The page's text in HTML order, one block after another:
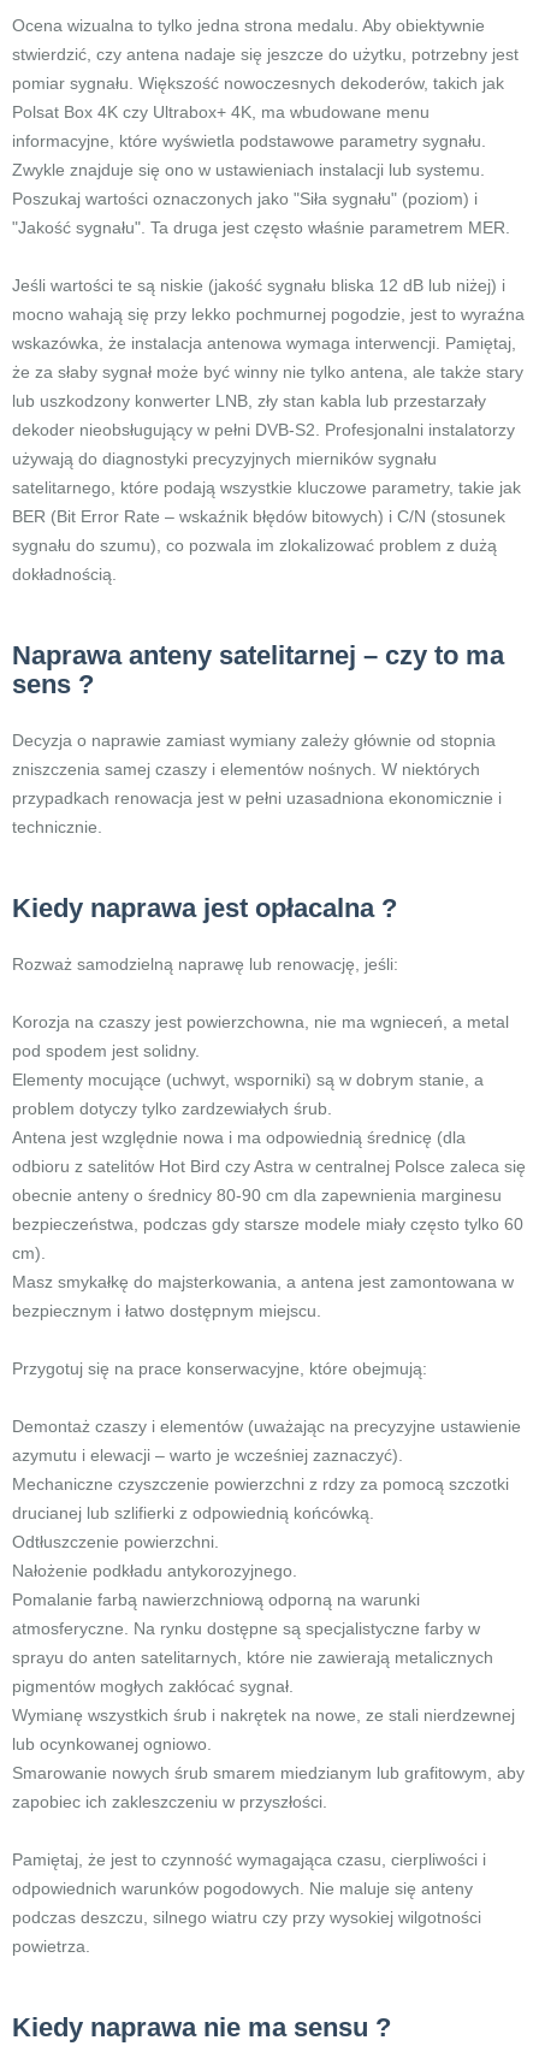
Ocena wizualna to tylko jedna strona medalu. Aby obiektywnie
stwierdzić, czy antena nadaje się jeszcze do użytku, potrzebny jest
pomiar sygnału. Większość nowoczesnych dekoderów, takich jak
Polsat Box 4K czy Ultrabox+ 4K, ma wbudowane menu
informacyjne, które wyświetla podstawowe parametry sygnału.
Zwykle znajduje się ono w ustawieniach instalacji lub systemu.
Poszukaj wartości oznaczonych jako "Siła sygnału" (poziom) i
"Jakość sygnału". Ta druga jest często właśnie parametrem MER.
Jeśli wartości te są niskie (jakość sygnału bliska 12 dB lub niżej) i
mocno wahają się przy lekko pochmurnej pogodzie, jest to wyraźna
wskazówka, że instalacja antenowa wymaga interwencji. Pamiętaj,
że za słaby sygnał może być winny nie tylko antena, ale także stary
lub uszkodzony konwerter LNB, zły stan kabla lub przestarzały
dekoder nieobsługujący w pełni DVB-S2. Profesjonalni instalatorzy
używają do diagnostyki precyzyjnych mierników sygnału
satelitarnego, które podają wszystkie kluczowe parametry, takie jak
BER (Bit Error Rate – wskaźnik błędów bitowych) i C/N (stosunek
sygnału do szumu), co pozwala im zlokalizować problem z dużą
dokładnością.
Naprawa anteny satelitarnej – czy to ma
sens ?
Decyzja o naprawie zamiast wymiany zależy głównie od stopnia
zniszczenia samej czaszy i elementów nośnych. W niektórych
przypadkach renowacja jest w pełni uzasadniona ekonomicznie i
technicznie.
Kiedy naprawa jest opłacalna ?
Rozważ samodzielną naprawę lub renowację, jeśli:
Korozja na czaszy jest powierzchowna, nie ma wgnieceń, a metal
pod spodem jest solidny.
Elementy mocujące (uchwyt, wsporniki) są w dobrym stanie, a
problem dotyczy tylko zardzewiałych śrub.
Antena jest względnie nowa i ma odpowiednią średnicę (dla
odbioru z satelitów Hot Bird czy Astra w centralnej Polsce zaleca się
obecnie anteny o średnicy 80-90 cm dla zapewnienia marginesu
bezpieczeństwa, podczas gdy starsze modele miały często tylko 60
cm).
Masz smykałkę do majsterkowania, a antena jest zamontowana w
bezpiecznym i łatwo dostępnym miejscu.
Przygotuj się na prace konserwacyjne, które obejmują:
Demontaż czaszy i elementów (uważając na precyzyjne ustawienie
azymutu i elewacji – warto je wcześniej zaznaczyć).
Mechaniczne czyszczenie powierzchni z rdzy za pomocą szczotki
drucianej lub szlifierki z odpowiednią końcówką.
Odtłuszczenie powierzchni.
Nałożenie podkładu antykorozyjnego.
Pomalanie farbą nawierzchniową odporną na warunki
atmosferyczne. Na rynku dostępne są specjalistyczne farby w
sprayu do anten satelitarnych, które nie zawierają metalicznych
pigmentów mogłych zakłócać sygnał.
Wymianę wszystkich śrub i nakrętek na nowe, ze stali nierdzewnej
lub ocynkowanej ogniowo.
Smarowanie nowych śrub smarem miedzianym lub grafitowym, aby
zapobiec ich zakleszczeniu w przyszłości.
Pamiętaj, że jest to czynność wymagająca czasu, cierpliwości i
odpowiednich warunków pogodowych. Nie maluje się anteny
podczas deszczu, silnego wiatru czy przy wysokiej wilgotności
powietrza.
Kiedy naprawa nie ma sensu ?